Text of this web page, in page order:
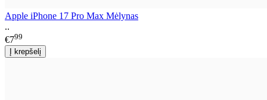
Apple iPhone 17 Pro Max Mėlynas
..
€799